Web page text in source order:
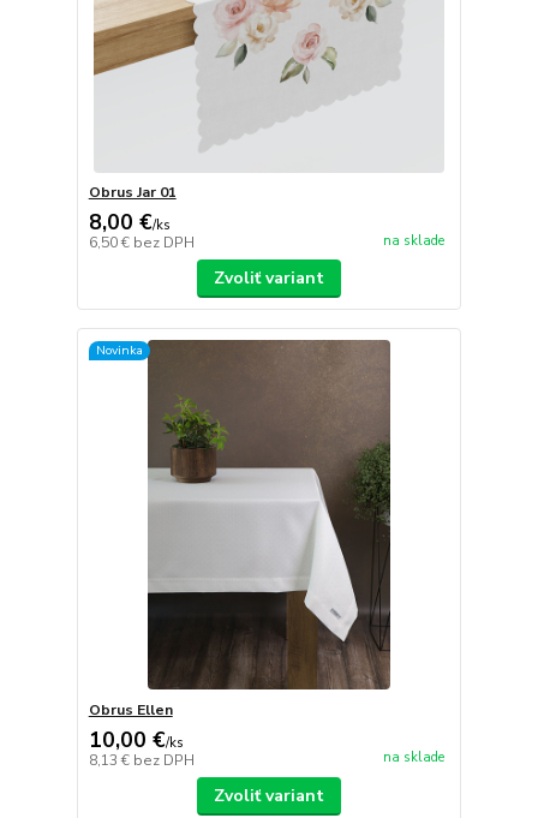
Obrus Jar 01
8,00 €/ks
6,50 € bez DPH na sklade
Zvoliť variant
Novinka
Obrus Ellen
10,00 €/ks
8,13 € bez DPH na sklade
Zvoliť variant